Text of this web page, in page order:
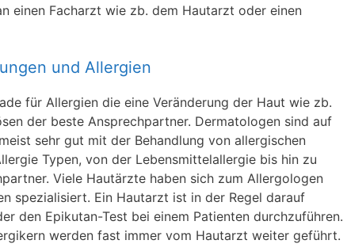
einen Facharzt wie zb. dem Hautarzt oder einen
und Allergien
für Allergien die eine Veränderung der Haut wie zb.
der beste Ansprechpartner. Dermatologen sind auf
sehr gut mit der Behandlung von allergischen
Typen, von der Lebensmittelallergie bis hin zu
Viele Hautärzte haben sich zum Allergologen
spezialisiert. Ein Hautarzt ist in der Regel darauf
den Epikutan-Test bei einem Patienten durchzuführen.
werden fast immer vom Hautarzt weiter geführt.